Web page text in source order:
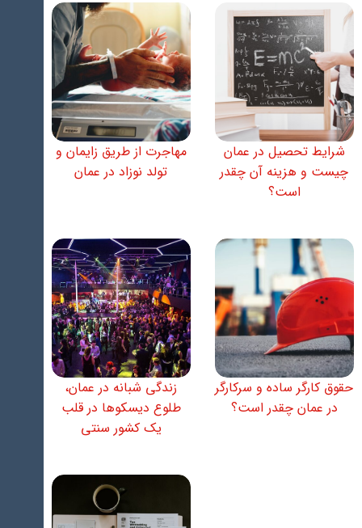
شرایط تحصیل در عمان
چیست و هزینه آن چقدر
است؟
مهاجرت از طریق زایمان و
تولد نوزاد در عمان
حقوق کارگر ساده و سرکارگر
در عمان چقدر است؟
زندگی شبانه در عمان،
طلوع دیسکوها در قلب
یک کشور سنتی